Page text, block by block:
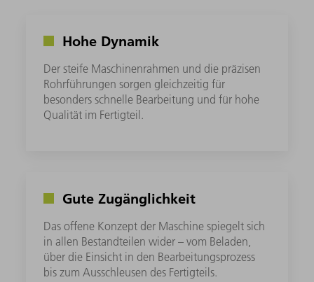
Hohe Dynamik
Der steife Maschinenrahmen und die präzisen
Rohrführungen sorgen gleichzeitig für
besonders schnelle Bearbeitung und für hohe
Qualität im Fertigteil.
Gute Zugänglichkeit
Das offene Konzept der Maschine spiegelt sich
in allen Bestandteilen wider – vom Beladen,
über die Einsicht in den Bearbeitungsprozess
bis zum Ausschleusen des Fertigteils.